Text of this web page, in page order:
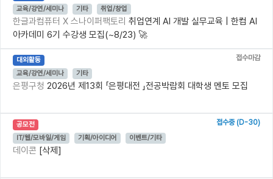
교육/강연/세미나
기타 취업/창업
한글과컴퓨터 X 스나이퍼팩토리 취업연계 AI 개발 실무교육 | 한컴 AI
아카데미 6기 수강생 모집(~8/23) 🚀
대외활동
접수마감
교육/강연/세미나
기타
은평구청 2026년 제13회 「은평대전 」전공박람회 대학생 멘토 모집
공모전
접수중 (D-30)
IT/웹/모바일/게임
기획/아이디어 이벤트/기타
데이콘 [삭제]